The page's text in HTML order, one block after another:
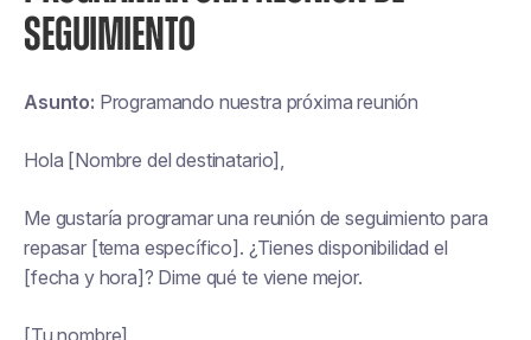
SEGUIMIENTO
Asunto: Programando nuestra próxima reunión
Hola [Nombre del destinatario],
Me gustaría programar una reunión de seguimiento para
repasar [tema específico]. ¿Tienes disponibilidad el
[fecha y hora]? Dime qué te viene mejor.
[Tu nombre]